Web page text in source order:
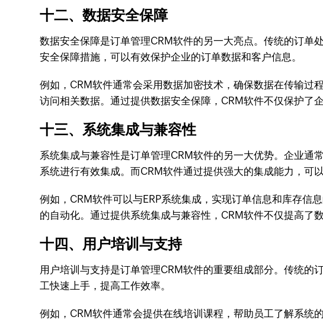
十二、数据安全保障
数据安全保障是订单管理CRM软件的另一大亮点。传统的订单
安全保障措施，可以有效保护企业的订单数据和客户信息。
例如，CRM软件通常会采用数据加密技术，确保数据在传输
访问相关数据。通过提供数据安全保障，CRM软件不仅保护了
十三、系统集成与兼容性
系统集成与兼容性是订单管理CRM软件的另一大优势。企业通
系统进行有效集成。而CRM软件通过提供强大的集成能力，可
例如，CRM软件可以与ERP系统集成，实现订单信息和库存信
的自动化。通过提供系统集成与兼容性，CRM软件不仅提高了
十四、用户培训与支持
用户培训与支持是订单管理CRM软件的重要组成部分。传统的
工快速上手，提高工作效率。
例如，CRM软件通常会提供在线培训课程，帮助员工了解系